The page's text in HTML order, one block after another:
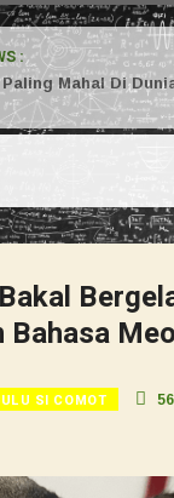
:
Mahal Di
Bahasa
SI COMOT